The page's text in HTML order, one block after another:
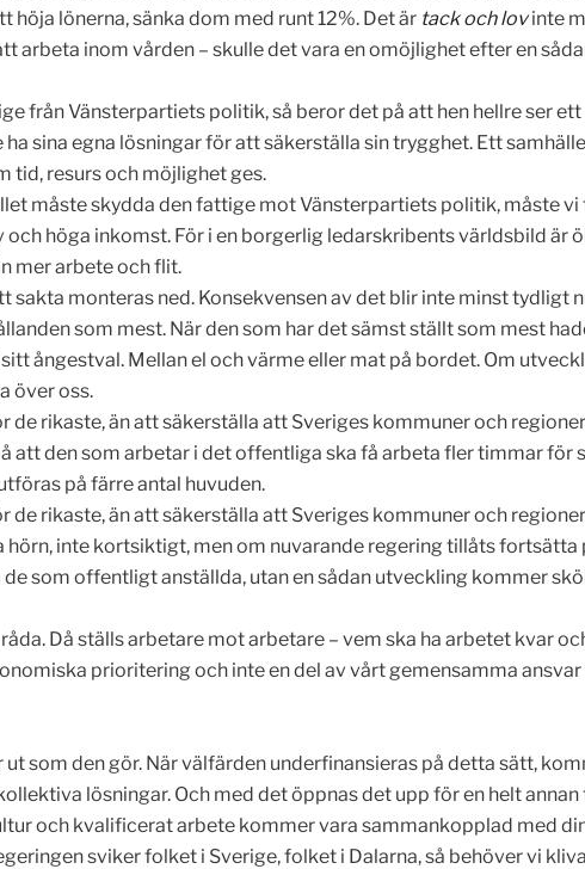
lönerna, sänka dom med runt 12%. Det är tack och lovinte
arbeta inom vården – skulle det vara en omöjlighet efter en
från Vänsterpartiets politik, så beror det på att hen hellre ser
sina egna lösningar för att säkerställa sin trygghet. Ett
tid, resurs och möjlighet ges.
måste skydda den fattige mot Vänsterpartiets politik, måste
höga inkomst. För i en borgerlig ledarskribents världsbild är
mer arbete och flit.
monteras ned. Konsekvensen av det blir inte minst tydligt
som mest. När den som har det sämst ställt som mest
ångestval. Mellan el och värme eller mat på bordet. Om
över oss.
de rikaste, än att säkerställa att Sveriges kommuner och
att den som arbetar i det offentliga ska få arbeta fler timmar för
på färre antal huvuden.
de rikaste, än att säkerställa att Sveriges kommuner och
inte kortsiktigt, men om nuvarande regering tillåts fortsätta
som offentligt anställda, utan en sådan utveckling kommer
Då ställs arbetare mot arbetare – vem ska ha arbetet kvar
prioritering och inte en del av vårt gemensamma
som den gör. När välfärden underfinansieras på detta sätt,
lösningar. Och med det öppnas det upp för en helt
och kvalificerat arbete kommer vara sammankopplad med
sviker folket i Sverige, folket i Dalarna, så behöver vi